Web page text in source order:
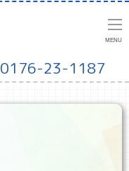
0176-23-1187
MENU